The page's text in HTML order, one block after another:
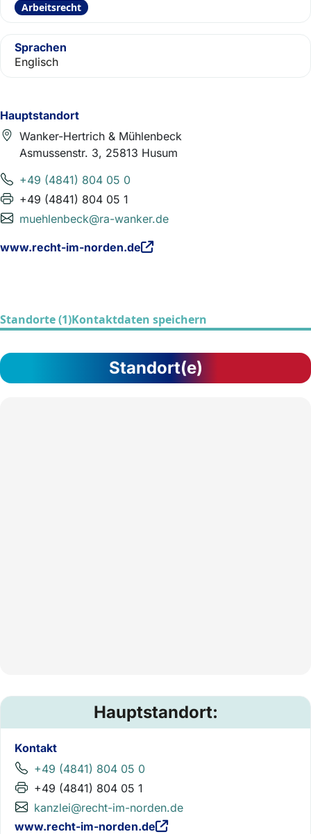
Hauptstandort
Wanker-Hertrich & Mühlenbeck
Asmussenstr. 3, 25813 Husum
+49 (4841) 804 05 0
+49 (4841) 804 05 1
muehlenbeck@ra-wanker.de
www.recht-im-norden.de
Arbeitsrecht
Sprachen
Englisch
Standorte (1)Kontaktdaten speichern
Standort(e)
Hauptstandort:
Kontakt
+49 (4841) 804 05 0
+49 (4841) 804 05 1
kanzlei@recht-im-norden.de
www.recht-im-norden.de